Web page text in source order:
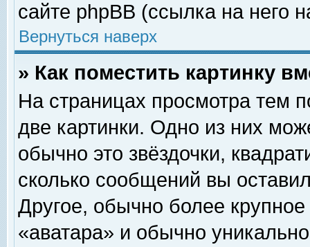
сайте phpBB (ссылка на него
Вернуться наверх
» Как поместить картинку
На страницах просмотра тем
две картинки. Одно из них
обычно это звёздочки,
сколько сообщений вы
Другое, обычно более
«аватара» и обычно